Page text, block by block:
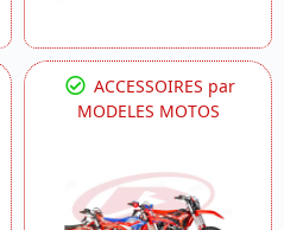
ACCESSOIRES par
MODELES MOTOS